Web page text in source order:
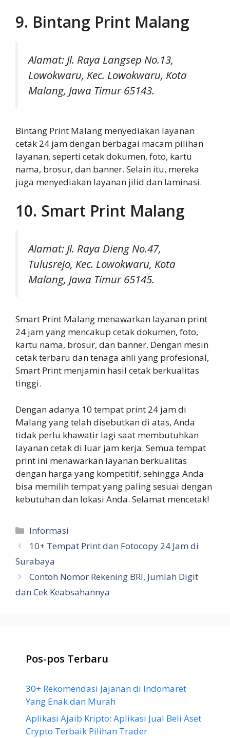
9. Bintang Print Malang
Alamat: Jl. Raya Langsep No.13,
Lowokwaru, Kec. Lowokwaru, Kota
Malang, Jawa Timur 65143.
Bintang Print Malang menyediakan layanan
cetak 24 jam dengan berbagai macam pilihan
layanan, seperti cetak dokumen, foto, kartu
nama, brosur, dan banner. Selain itu, mereka
juga menyediakan layanan jilid dan laminasi.
10. Smart Print Malang
Alamat: Jl. Raya Dieng No.47,
Tulusrejo, Kec. Lowokwaru, Kota
Malang, Jawa Timur 65145.
Smart Print Malang menawarkan layanan print
24 jam yang mencakup cetak dokumen, foto,
kartu nama, brosur, dan banner. Dengan mesin
cetak terbaru dan tenaga ahli yang profesional,
Smart Print menjamin hasil cetak berkualitas
tinggi.
Dengan adanya 10 tempat print 24 jam di
Malang yang telah disebutkan di atas, Anda
tidak perlu khawatir lagi saat membutuhkan
layanan cetak di luar jam kerja. Semua tempat
print ini menawarkan layanan berkualitas
dengan harga yang kompetitif, sehingga Anda
bisa memilih tempat yang paling sesuai dengan
kebutuhan dan lokasi Anda. Selamat mencetak!
Kategori
Informasi
10+ Tempat Print dan Fotocopy 24 Jam di
Surabaya
Contoh Nomor Rekening BRI, Jumlah Digit
dan Cek Keabsahannya
Pos-pos Terbaru
30+ Rekomendasi Jajanan di Indomaret
Yang Enak dan Murah
Aplikasi Ajaib Kripto: Aplikasi Jual Beli Aset
Crypto Terbaik Pilihan Trader